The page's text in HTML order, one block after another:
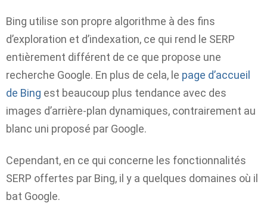
Bing utilise son propre algorithme à des fins
d’exploration et d’indexation, ce qui rend le SERP
entièrement différent de ce que propose une
recherche Google. En plus de cela, le page d’accueil
de Bing est beaucoup plus tendance avec des
images d’arrière-plan dynamiques, contrairement au
blanc uni proposé par Google.
Cependant, en ce qui concerne les fonctionnalités
SERP offertes par Bing, il y a quelques domaines où il
bat Google.